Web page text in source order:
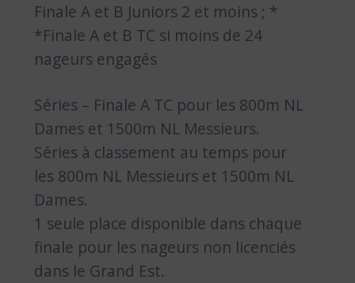
Finale A et B Juniors 2 et moins ; *
*Finale A et B TC si moins de 24
nageurs engagés
Séries – Finale A TC pour les 800m NL
Dames et 1500m NL Messieurs.
Séries à classement au temps pour
les 800m NL Messieurs et 1500m NL
Dames.
1 seule place disponible dans chaque
finale pour les nageurs non licenciés
dans le Grand Est.